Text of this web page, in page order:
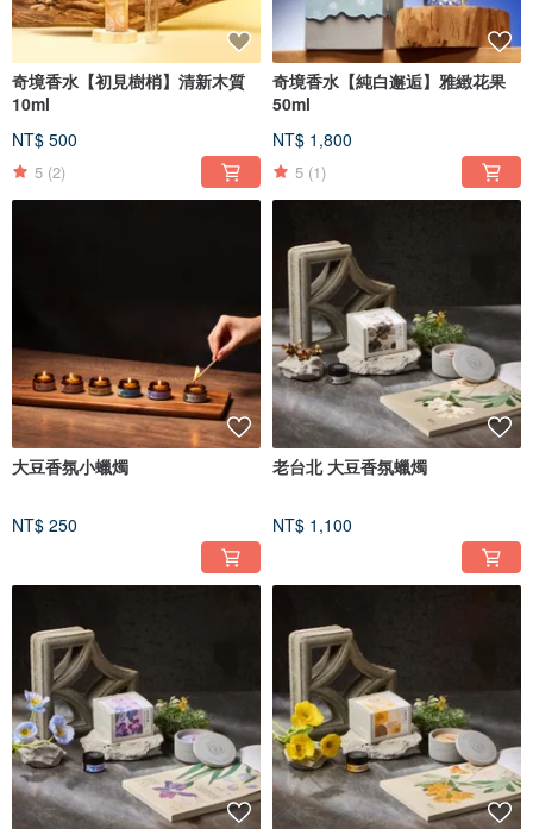
奇境香水【初見樹梢】清新木質
10ml
NT$ 500
5 (2)
奇境香水【純白邂逅】雅緻花果
50ml
NT$ 1,800
5 (1)
大豆香氛小蠟燭
NT$ 250
老台北 大豆香氛蠟燭
NT$ 1,100